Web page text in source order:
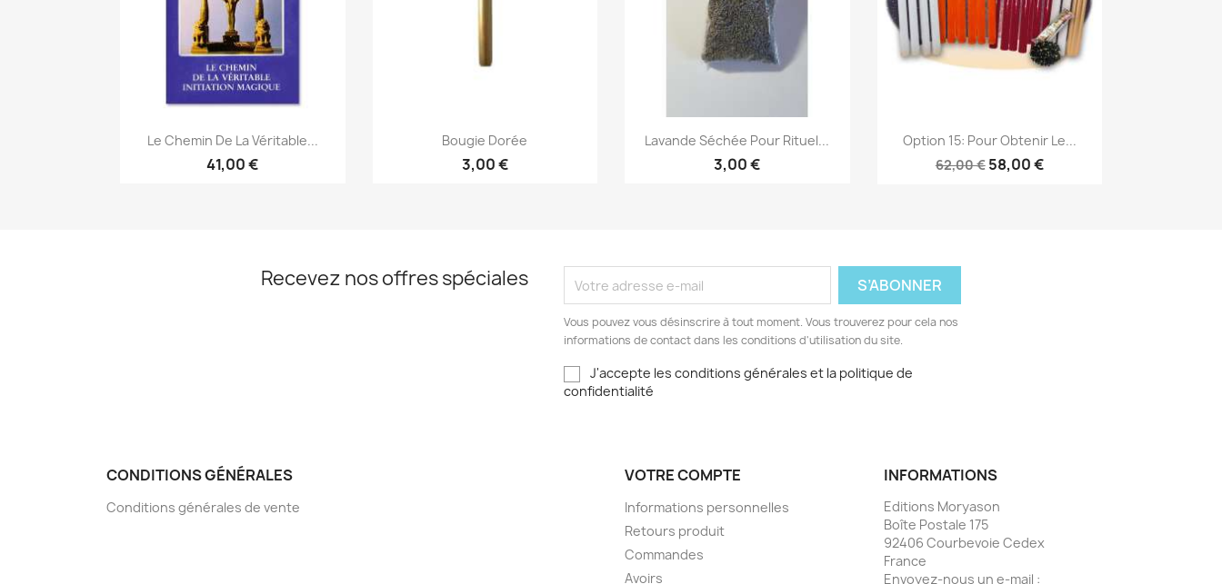
Aperçu rapide
Le Chemin De La Véritable...
41,00 €
Aperçu rapide
Bougie Dorée
3,00 €
 Aperçu rapide
Lavande Séchée Pour Rituel...
3,00 €
 Aperçu rapide
Option 15: Pour Obtenir Le...
62,00 € 58,00 €
Recevez nos offres spéciales
Vous pouvez vous désinscrire à tout moment. Vous trouverez pour cela nos
informations de contact dans les conditions d'utilisation du site.
J'accepte les conditions générales et la politique de
confidentialité
CONDITIONS GÉNÉRALES
Conditions générales de vente
VOTRE COMPTE
Informations personnelles
Retours produit
Commandes
Avoirs
INFORMATIONS
Editions Moryason
Boîte Postale 175
92406 Courbevoie Cedex
France
Envoyez-nous un e-mail :